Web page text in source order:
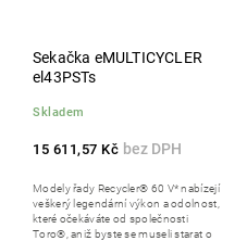
Sekačka eMULTICYCLER
el43PSTs
Skladem
15 611,57 Kč
Modely řady Recycler® 60 V* nabízejí
veškerý legendární výkon a odolnost,
které očekáváte od společnosti
Toro®, aniž byste se museli starat o